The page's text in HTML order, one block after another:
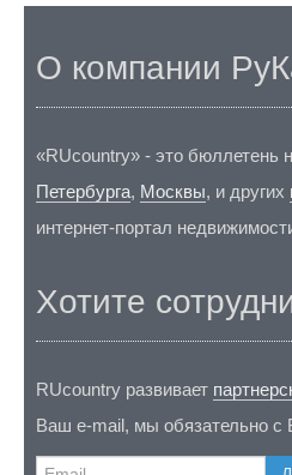
О компании
«RUcountry» - это бюллетень
Петербурга, Москвы, и других
интернет-портал
Хотите
RUcountry развивает
Ваш e-mail, мы обязательно с